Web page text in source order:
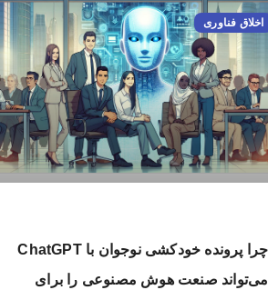
اخلاق فناوری
چرا پرونده خودکشی نوجوان با ChatGPT
می‌تواند صنعت هوش مصنوعی را برای